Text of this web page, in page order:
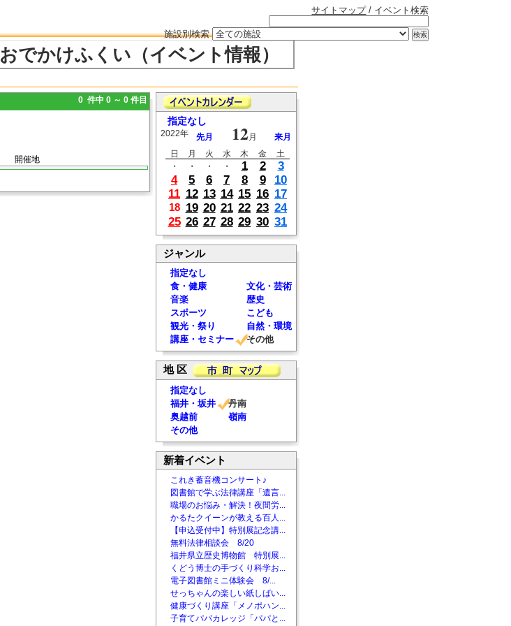
サイトマップ/ イベント検索
施設別検索
おでかけふくい（イベント情報）
0 件中 0 ～ 0 件目
開催地
指定なし
2022年 先月 12月
来月
日
月 火 水 木 金
土
・
・ ・ ・ 1 2
3
4
5 6 7 8 9
10
11 12 13 14 15 16 17
18 19 20 21 22 23 24
25 26 27 28 29 30 31
ジャンル
指定なし
食・健康
文化・芸術
音楽
歴史
スポーツ
こども
観光・祭り
自然・環境
講座・セミナー
その他
地 区
指定なし
福井・坂井
丹南
奥越前
嶺南
その他
新着イベント
これき蓄音機コンサート♪
図書館で学ぶ法律講座「遺言...
職場のお悩み・解決！夜間労...
かるたクイーンが教える百人...
【申込受付中】特別展記念講...
無料法律相談会 8/20
福井県立歴史博物館 特別展...
くどう博士の手づくり科学お...
電子図書館ミニ体験会 8/...
せっちゃんの楽しい紙しばい...
健康づくり講座「メノポハン...
子育てパパカレッジ「パパと...